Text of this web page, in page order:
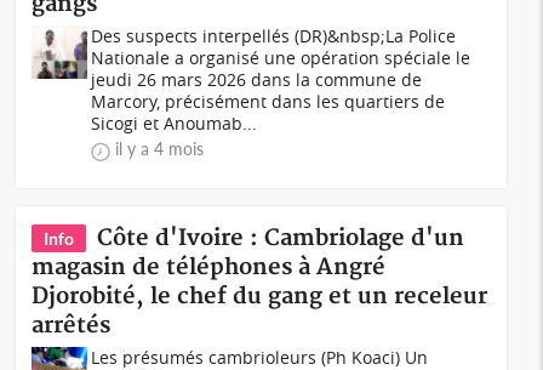
Des suspects interpellés (DR)&nbsp;La Police
Nationale a organisé une opération spéciale le
jeudi 26 mars 2026 dans la commune de
Marcory, précisément dans les quartiers de
Sicogi et Anoumab...
il y a 4 mois
Info
Côte d'Ivoire : Cambriolage d'un
magasin de téléphones à Angré
Djorobité, le chef du gang et un receleur
arrêtés
Les présumés cambrioleurs (Ph Koaci) Un